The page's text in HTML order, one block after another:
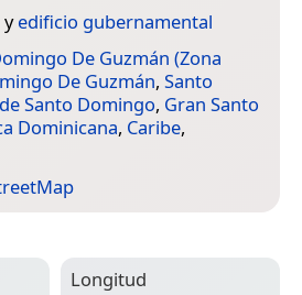
yedificio gubernamental
De Guzmán (Zona
De Guzmán, Santo
Santo Domingo, Gran Santo
Dominicana, Caribe,
Longitud